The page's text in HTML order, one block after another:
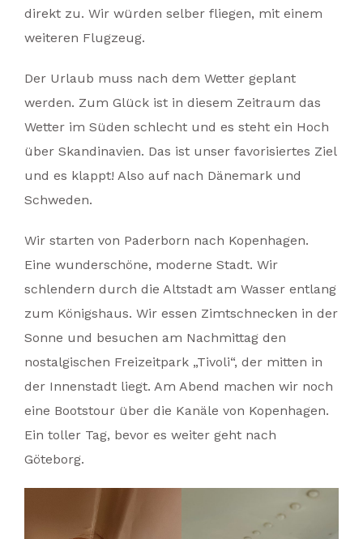
direkt zu. Wir würden selber fliegen, mit einem
weiteren Flugzeug.
Der Urlaub muss nach dem Wetter geplant
werden. Zum Glück ist in diesem Zeitraum das
Wetter im Süden schlecht und es steht ein Hoch
über Skandinavien. Das ist unser favorisiertes Ziel
und es klappt! Also auf nach Dänemark und
Schweden.
Wir starten von Paderborn nach Kopenhagen.
Eine wunderschöne, moderne Stadt. Wir
schlendern durch die Altstadt am Wasser entlang
zum Königshaus. Wir essen Zimtschnecken in der
Sonne und besuchen am Nachmittag den
nostalgischen Freizeitpark „Tivoli“, der mitten in
der Innenstadt liegt. Am Abend machen wir noch
eine Bootstour über die Kanäle von Kopenhagen.
Ein toller Tag, bevor es weiter geht nach
Göteborg.